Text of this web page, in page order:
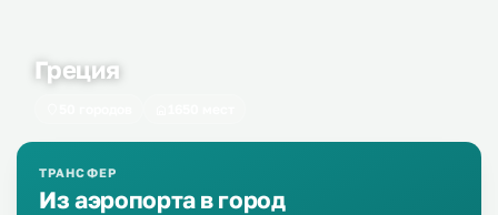
Греция
ТРАНСФЕР
Из аэропорта в город